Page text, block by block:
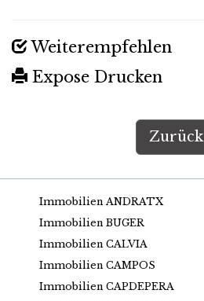
Weiterempfehlen
Expose Drucken
Zurück
Immobilien ANDRATX
Immobilien BUGER
Immobilien CALVIA
Immobilien CAMPOS
Immobilien CAPDEPERA